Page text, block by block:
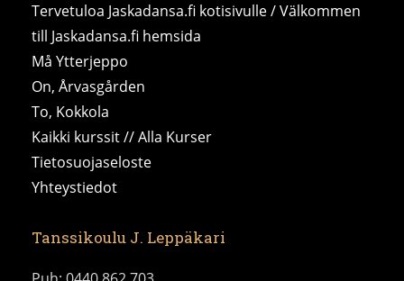
Tervetuloa Jaskadansa.fi kotisivulle / Välkommen
till Jaskadansa.fi hemsida
Må Ytterjeppo
On, Årvasgården
To, Kokkola
Kaikki kurssit // Alla Kurser
Tietosuojaseloste
Yhteystiedot
Tanssikoulu J. Leppäkari